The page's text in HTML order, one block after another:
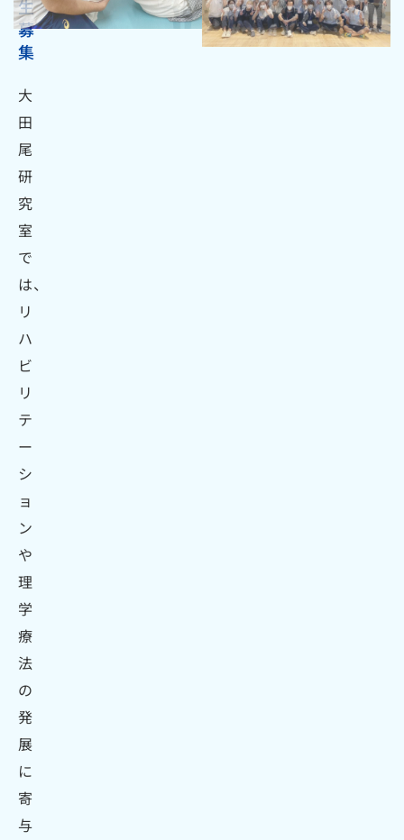
生
募
集
大
田
尾
研
究
室
で
は、
リ
ハ
ビ
リ
テ
ー
シ
ョ
ン
や
理
学
療
法
の
発
展
に
寄
与